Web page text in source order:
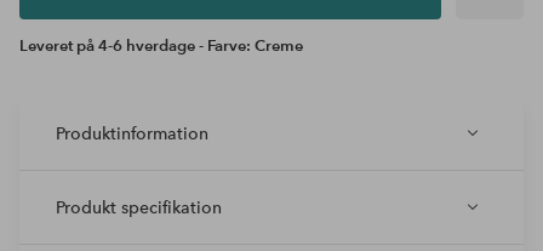
Leveret på 4-6 hverdage - Farve: Creme
Produktinformation
Produkt specifikation